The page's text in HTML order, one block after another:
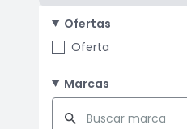
Ofertas
Oferta
Marcas